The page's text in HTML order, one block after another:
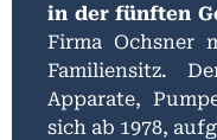
in der fünften
Firma Ochsner
Familiensitz.
Apparate,
sich ab 1978,